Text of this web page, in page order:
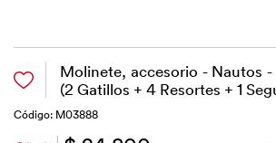
Molinete, accesorio - Nautos
(2 Gatillos + 4 Resortes + 1
Código: M03888